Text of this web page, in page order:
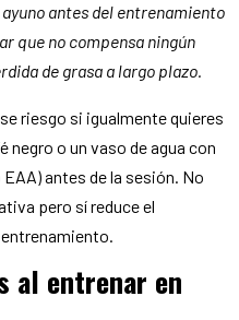
antes del entrenamiento
que no compensa ningún
de grasa a largo plazo.
riesgo si igualmente quieres
negro o un vaso de agua con
antes de la sesión. No
pero sí reduce el
al entrenar en